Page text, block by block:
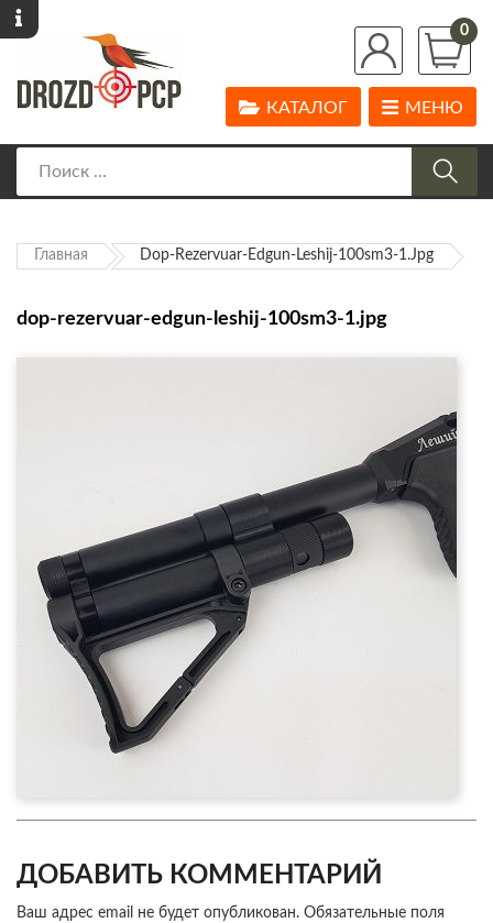
0
МЕНЮ
КАТАЛОГ
Главная Dop-Rezervuar-Edgun-Leshij-100sm3-1.jpg
dop-rezervuar-edgun-leshij-100sm3-1.jpg
ДОБАВИТЬ КОММЕНТАРИЙ
Ваш адрес email не будет опубликован. Обязательные поля